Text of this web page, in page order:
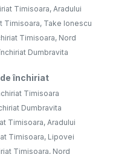
Timisoara, Aradului
Timisoara, Take Ionescu
Timisoara, Nord
Dumbravita
închiriat
Timisoara
Dumbravita
Timisoara, Aradului
Timisoara, Lipovei
Timisoara, Nord